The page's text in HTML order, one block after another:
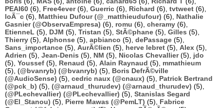
PEAI60 (6), Free4ever(6), Guerric (6), Richard (6), tvtweet (6),
loÃ¯c (6), Matthieu Dufour (@_matthieudufour) (6), Nathalie
Gasnier (@ObservaEmpresa) (6), romu (6), cheramy (6),
EtienneL (5), DJM (5), Tristan (5), StÃ©phane (5), Gilles (5),
Thierry (5), Alphonse (5), apbianco (5), dePassage (5),
Sans_importance (5), AurÃ©lien (5), herve lebret (5), Alex (5),
Adrien (5), Jean-Denis (5), NM (5), Nicolas Chevallier(5), jdo
(5), Youssef (5), Renaud (5), Alain Raynaud (5), mmathieum
(5), (@bvanryb) (@bvanryb) (5), Boris DefrÃ©ville
(@AudioSense) (5), cedric naux (@cnaux) (5), Patrick Bertrand
(@pck_b) (5), (@arnaud_thurudev) (@arnaud_thurudev) (5),
(@PLechevallier) (@PLechevallier) (5), Stanislas Segard
(@El_Stanou) (5), Pierre Mawas (@PemLT) (5), Fabrice